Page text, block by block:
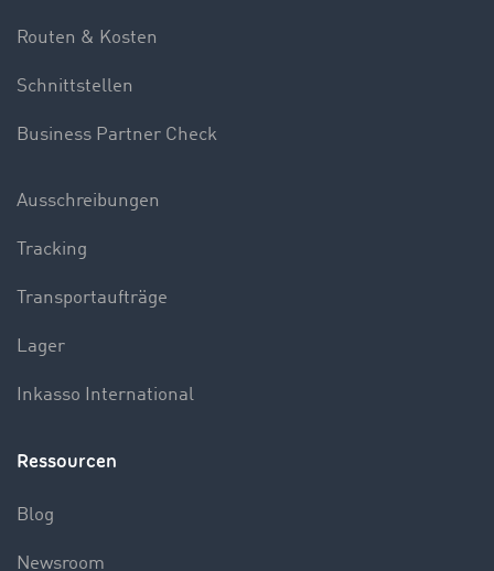
Routen & Kosten
Schnittstellen
Business Partner Check
Ausschreibungen
Tracking
Transportaufträge
Lager
Inkasso International
Ressourcen
Blog
Newsroom